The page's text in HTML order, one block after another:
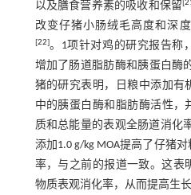
以及膳食营养素的吸收和保留[
改变仔猪小肠绒毛高度和深
[22]。1项针对鸡的研究报告称
增加了肠道脂肪酶和胰蛋白酶
猪的研究表明，日粮中添加有
中的胰蛋白酶和脂肪酶活性，
质和总能量的表观全肠道消化
添加1.0 g/kg MOA提高了仔猪
率，与之前的报道一致。这表
物质表观消化率，从而提高生长